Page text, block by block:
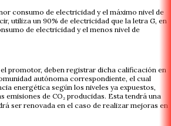
consumo de electricidad y el máximo nivel de
utiliza un 90% de electricidad que la letra G, en
de electricidad y el menos nivel de
promotor, deben registrar dicha calificación en
autónoma correspondiente, el cual
energética según los niveles ya expuestos,
emisiones de CO₂ producidas. Esta tendrá una
ser renovada en el caso de realizar mejoras en